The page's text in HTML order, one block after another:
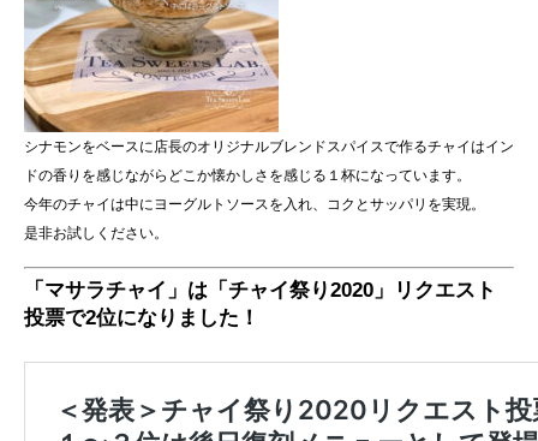
シナモンをベースに店長のオリジナルブレンドスパイスで作るチャイはイン
ドの香りを感じながらどこか懐かしさを感じる１杯になっています。
今年のチャイは中にヨーグルトソースを入れ、コクとサッパリを実現。
是非お試しください。
「マサラチャイ」は「チャイ祭り2020」リクエスト
投票で2位になりました！